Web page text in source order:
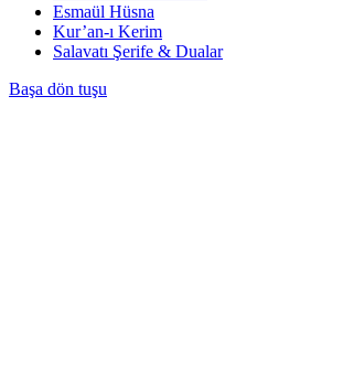
Esmaül Hüsna
Kur’an-ı Kerim
Salavatı Şerife & Dualar
Başa dön tuşu